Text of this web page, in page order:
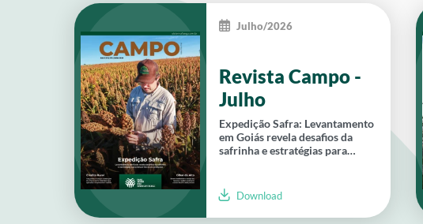
Julho/2026
Revista Campo -
Julho
Expedição Safra: Levantamento
em Goiás revela desafios da
safrinha e estratégias para
Download